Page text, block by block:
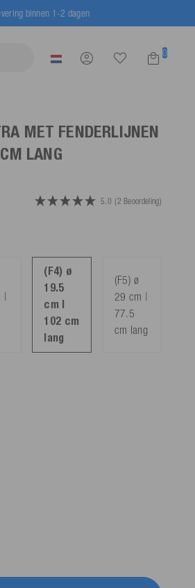
binnen 1-2 dagen
0
MET FENDERLIJNEN
LANG
5.0 (2 Beoordeling)
|
(F4) ø
19.5
cm |
102 cm
lang
(F5) ø
29 cm |
77.5
cm lang